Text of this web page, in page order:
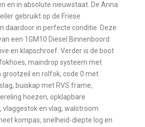
en in absolute nieuwstaat. De Anna
gebruikt op de Friese
daardoor in perfecte conditie. Deze
een 1GM10 Diesel Binnenboord
en klapschroef. Verder is de boot
maindrop systeem met
grootzeil en rolfok, code 0 met
buiskap met RVS frame,
hoezen, opklapbare
vlaggestok en vlag, walstroom
kompas, snelheid-diepte log en